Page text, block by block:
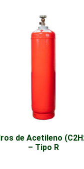
de Acetileno
– Tipo R